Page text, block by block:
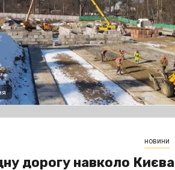
новини
дорогу навколо Києва